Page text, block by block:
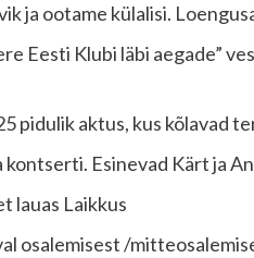
ja ootame külalisi.
Eesti Klubi läbi aegade”
pidulik aktus, kus kõlavad
Esinevad Kärt ja
lauas Laikkus
osalemisest /